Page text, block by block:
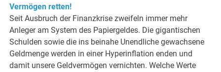
Vermögen retten!
Seit Ausbruch der Finanzkrise zweifeln immer mehr
Anleger am System des Papiergeldes. Die gigantischen
Schulden sowie die ins beinahe Unendliche gewachsene
Geldmenge werden in einer Hyperinflation enden und
damit unsere Geldvermögen vernichten. Welche Werte